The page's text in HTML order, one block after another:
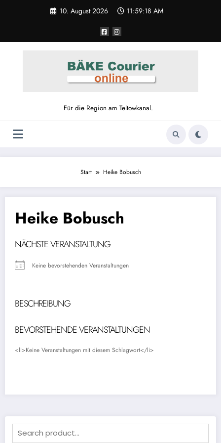
10. August 2026 11:59:18 AM
Für die Region am Teltowkanal.
Start Heike Bobusch
Heike Bobusch
NÄCHSTE VERANSTALTUNG
Keine bevorstehenden Veranstaltungen
BESCHREIBUNG
BEVORSTEHENDE VERANSTALTUNGEN
<li>Keine Veranstaltungen mit diesem Schlagwort</li>